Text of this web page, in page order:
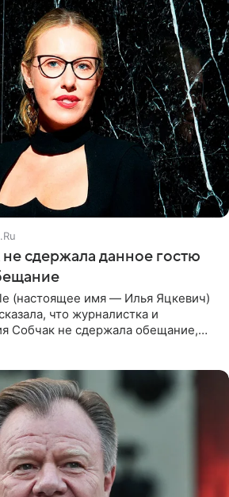
сдержала данное гостю
(настоящее имя — Илья Яцкевич)
что журналистка и
Собчак не сдержала обещание,